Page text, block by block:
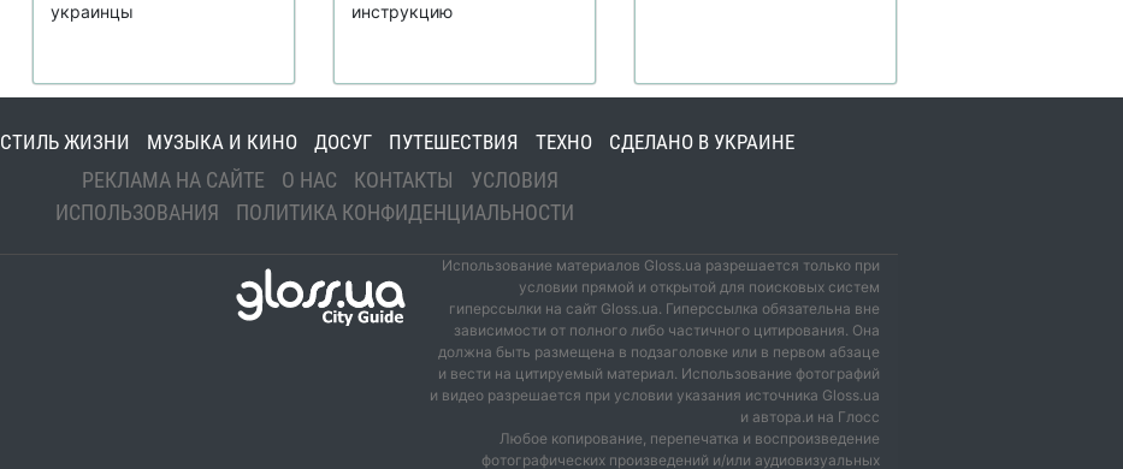
украинцы
инструкцию
СТИЛЬ ЖИЗНИ МУЗЫКА И КИНО ДОСУГ ПУТЕШЕСТВИЯ ТЕХНО СДЕЛАНО В УКРАИНЕ
РЕКЛАМА НА САЙТЕ О НАС КОНТАКТЫ
УСЛОВИЯ
ИСПОЛЬЗОВАНИЯ
ПОЛИТИКА КОНФИДЕНЦИАЛЬНОСТИ
Использование материалов Gloss.ua разрешается только при
условии прямой и открытой для поисковых систем
гиперссылки на сайт Gloss.ua. Гиперссылка обязательна вне
зависимости от полного либо частичного цитирования. Она
должна быть размещена в подзаголовке или в первом абзаце
и вести на цитируемый материал. Использование фотографий
и видео разрешается при условии указания источника Gloss.ua
и автора.и на Глосс
Любое копирование, перепечатка и воспроизведение
фотографических произведений и/или аудиовизуальных